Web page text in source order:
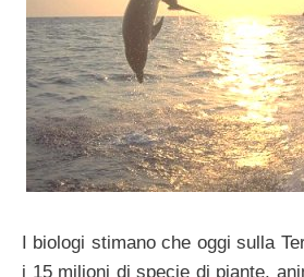
I biologi stimano che oggi sulla
i 15 milioni di specie di piante,